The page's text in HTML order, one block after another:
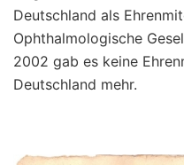
Deutschland als
Ophthalmologische
2002 gab es keine
Deutschland mehr.